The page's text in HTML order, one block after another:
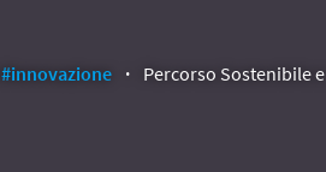
#innovazione
Percorso Sostenibile e